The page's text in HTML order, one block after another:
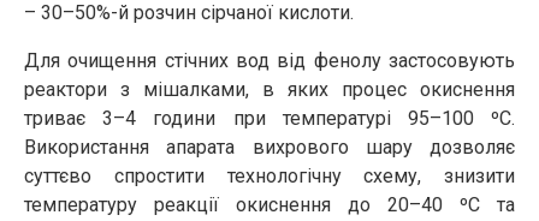
– 30–50%-й розчин сірчаної кислоти.
Для очищення стічних вод від фенолу застосовують
реактори з мішалками, в яких процес окиснення
триває 3–4 години при температурі 95–100 ºC.
Використання апарата вихрового шару дозволяє
суттєво спростити технологічну схему, знизити
температуру реакції окиснення до 20–40 ºC та